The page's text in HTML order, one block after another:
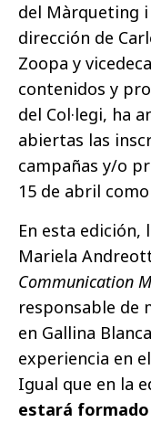
del Màrqueting
dirección de
Zoopa y
contenidos y
del Col·legi, ha
abiertas las
campañas y/o
15 de abril
En esta
Mariela
Communication
responsable de
en Gallina
experiencia en
Igual que en la
estará